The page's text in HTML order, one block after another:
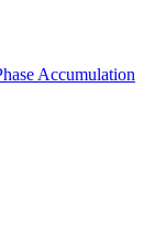
Accumulation